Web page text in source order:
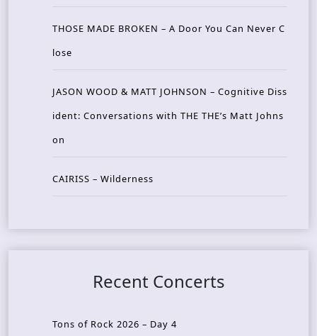
THOSE MADE BROKEN – A Door You Can Never C
lose
JASON WOOD & MATT JOHNSON – Cognitive Diss
ident: Conversations with THE THE’s Matt Johns
on
CAIRISS – Wilderness
Recent Concerts
Tons of Rock 2026 – Day 4